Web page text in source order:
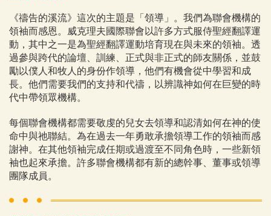
《禱告的溪流》這次的主題是「領導」。我們為聯會機構的
領袖而感恩。威克理夫國際聯會以許多方式服侍聖經翻譯運
動，其中之一是為聖經翻譯運動培育現在與未來的領袖。透
過參與跨代的論壇、訓練、正式與非正式的師友關係，並鼓
勵以僕人和牧人的身份作領導，他們有機會從中學習和成
長。他們需要我們的支持和代禱，以辨識神如何在巨變的時
代中帶領眾機構。
每個聯會機構都需要敬虔的兒女去領導和認清如何在神的使
命中與祂聯結。為在過去一年勇敢承擔領導工作的領袖而感
謝神。在其他領袖完成任期或過渡至不同角色時，一些新領
袖也起來承擔。許多聯會機構都有新的總幹事、董事或領導
團隊成員。